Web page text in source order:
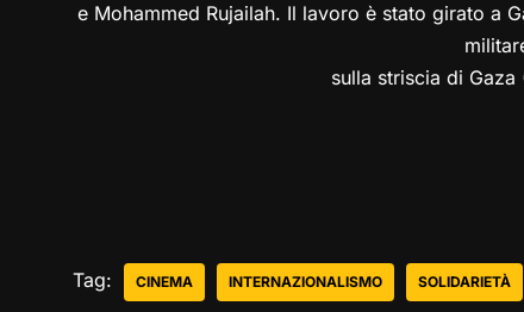
e Mohammed Rujailah. Il lavoro è stato girato a
sulla striscia di
Tag: CINEMA INTERNAZIONALISMO SOLIDARIETÀ